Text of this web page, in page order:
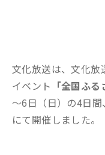
文化放送は、文化放
イベント 「全国ふる
～6日（日）の4日
にて開催しました。